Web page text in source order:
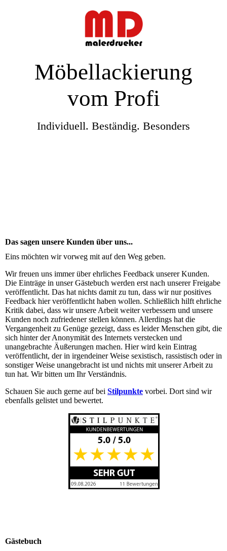
Möbellackierung
vom Profi
Individuell. Beständig. Besonders
Das sagen unsere Kunden über uns...
Eins möchten wir vorweg mit auf den Weg geben.
Wir freuen uns immer über ehrliches Feedback unserer Kunden.
Die Einträge in unser Gästebuch werden erst nach unserer Freigabe
veröffentlicht. Das hat nichts damit zu tun, dass wir nur positives
Feedback hier veröffentlicht haben wollen. Schließlich hilft ehrliche
Kritik dabei, dass wir unsere Arbeit weiter verbessern und unsere
Kunden noch zufriedener stellen können. Allerdings hat die
Vergangenheit zu Genüge gezeigt, dass es leider Menschen gibt, die
sich hinter der Anonymität des Internets verstecken und
unangebrachte Äußerungen machen. Hier wird kein Eintrag
veröffentlicht, der in irgendeiner Weise sexistisch, rassistisch oder in
sonstiger Weise unangebracht ist und nichts mit unserer Arbeit zu
tun hat. Wir bitten um Ihr Verständnis.
Schauen Sie auch gerne auf bei Stilpunkte vorbei. Dort sind wir
ebenfalls gelistet und bewertet.
Gästebuch